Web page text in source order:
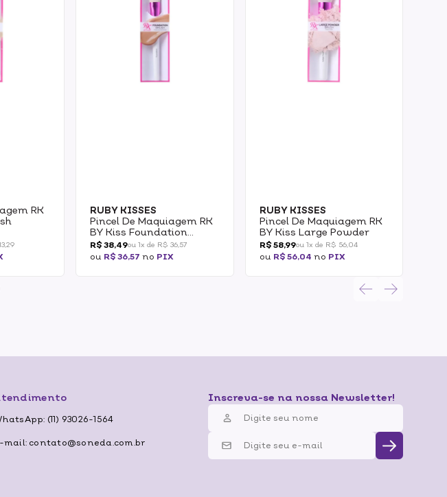
RK
RUBY KISSES
Pincel De Maquiagem RK
BY Kiss Foundation
Brush
R$ 38,49ou 1x de R$ 36,57
ou R$ 36,57 no PIX
RUBY KISSES
Pincel De Maquiagem RK
BY Kiss Large Powder
R$ 58,99ou 1x de R$ 56,04
ou R$ 56,04 no PIX
(11) 93026-1564
mail: contato@soneda.com.br
Inscreva-se na nossa Newsletter!